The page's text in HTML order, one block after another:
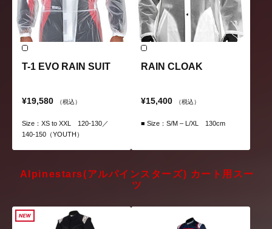
T-1 EVO RAIN SUIT
¥19,580 （税込）
Size：XS to XXL 120-130／
140-150（YOUTH）
RAIN CLOAK
¥15,400 （税込）
■ Size：S/M – L/XL 130cm
Alpinestars(アルパインスターズ) カート用スー
ツ